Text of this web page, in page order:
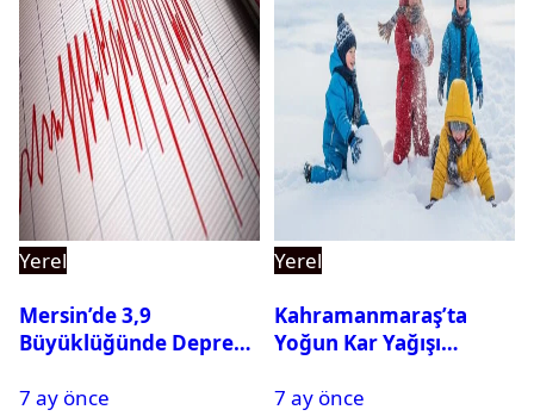
Yerel
Mersin’de 3,9
Büyüklüğünde Deprem
7 ay önce
Yerel
Kahramanmaraş’ta
Yoğun Kar Yağışı
Tatil
7 ay önce